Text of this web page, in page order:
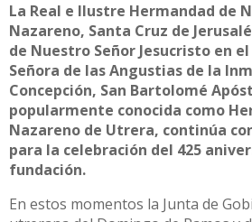
La Real e Ilustre Hermandad de
Nazareno, Santa Cruz de
de Nuestro Señor Jesucristo en
Señora de las Angustias de la
Concepción, San Bartolomé
popularmente conocida como
Nazareno de Utrera, continúa
para la celebración del 425
fundación.
En estos momentos la Junta de